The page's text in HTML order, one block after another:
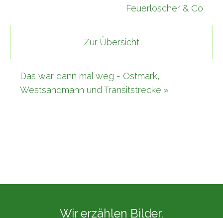
Feuerlöscher & Co
Zur Übersicht
Das war dann mal weg - Ostmark,
Westsandmann und Transitstrecke »
Wir erzählen Bilder.